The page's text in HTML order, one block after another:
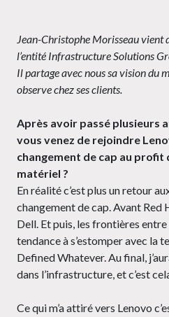
Jean-Christophe Morisseau vient
l’entité Infrastructure Solutions
Il partage avec nous sa vision du
observe chez ses clients.
Après avoir passé plusieurs
vous venez de rejoindre
changement de cap au profit
matériel ?
En réalité c’est plus un retour
changement de cap. Avant Red
Dell. Et puis, les frontières
tendance à s’estomper avec la
Defined Whatever. Au final,
dans l’infrastructure, et c’est
Ce qui m’a attiré vers Lenovo